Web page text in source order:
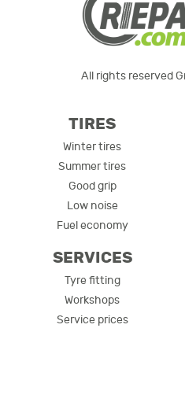
All rights reserved
TIRES
Winter tires
Summer tires
Good grip
Low noise
Fuel economy
SERVICES
Tyre fitting
Workshops
Service prices